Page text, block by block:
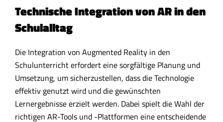
Technische Integration von AR in den
Schulalltag
Die Integration von Augmented Reality in den
Schulunterricht erfordert eine sorgfältige Planung und
Umsetzung, um sicherzustellen, dass die Technologie
effektiv genutzt wird und die gewünschten
Lernergebnisse erzielt werden. Dabei spielt die Wahl der
richtigen AR-Tools und -Plattformen eine entscheidende